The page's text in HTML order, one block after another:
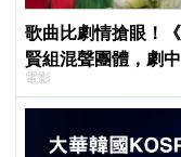
歌曲比劇情搶眼！
賢組混聲團體，劇
電影